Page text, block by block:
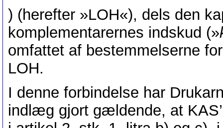
) (herefter »LOH«), dels den
komplementarernes indskud (»
omfattet af bestemmelserne
LOH.
I denne forbindelse har
indlæg gjort gældende, at